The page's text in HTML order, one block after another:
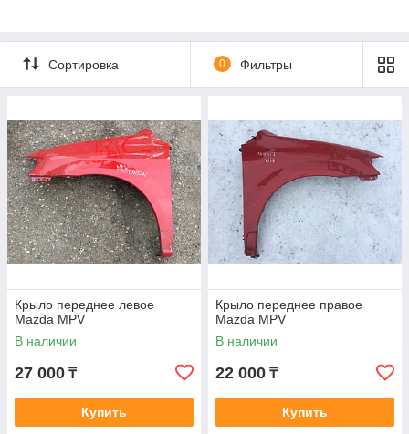
Сортировка 0 Фильтры
Крыло переднее левое
Mazda MPV
В наличии
27 000 ₸
Купить
Крыло переднее правое
Mazda MPV
В наличии
22 000 ₸
Купить